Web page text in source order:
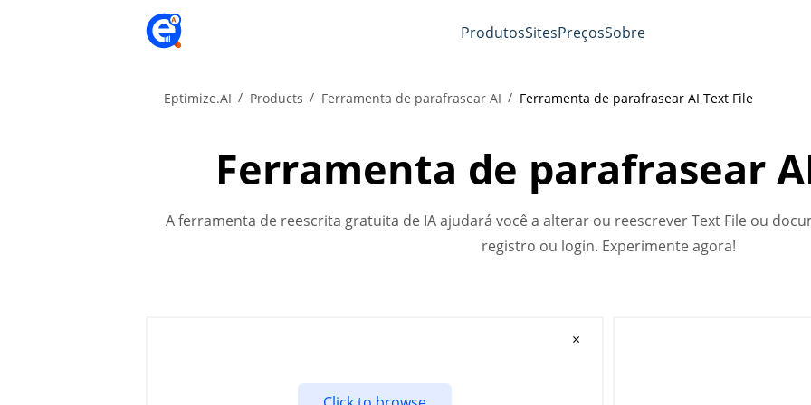
ProdutosSitesPreçosSobre
Eptimize.AI Products Ferramenta de parafrasear AI Ferramenta de parafrasear AI Text File
Ferramenta de parafrasear
A ferramenta de reescrita gratuita de IA ajudará você a alterar ou reescrever Text File ou
registro ou login. Experimente agora!
×